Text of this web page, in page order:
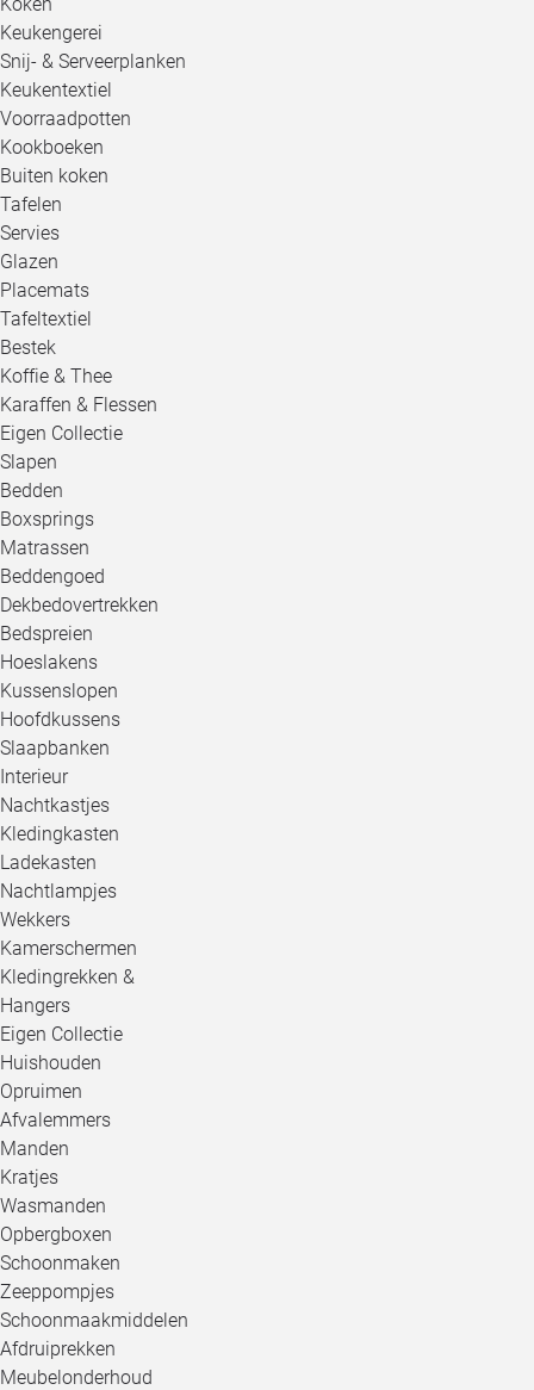
Keukengerei
Snij- & Serveerplanken
Keukentextiel
Voorraadpotten
Kookboeken
Buiten koken
Tafelen
Servies
Glazen
Placemats
Tafeltextiel
Bestek
Koffie & Thee
Karaffen & Flessen
Eigen Collectie
Slapen
Bedden
Boxsprings
Matrassen
Beddengoed
Dekbedovertrekken
Bedspreien
Hoeslakens
Kussenslopen
Hoofdkussens
Slaapbanken
Interieur
Nachtkastjes
Kledingkasten
Ladekasten
Nachtlampjes
Wekkers
Kamerschermen
Kledingrekken &
Hangers
Eigen Collectie
Huishouden
Opruimen
Afvalemmers
Manden
Kratjes
Wasmanden
Opbergboxen
Schoonmaken
Zeeppompjes
Schoonmaakmiddelen
Afdruiprekken
Meubelonderhoud